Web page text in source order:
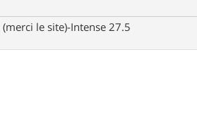
le site)-Intense 27.5